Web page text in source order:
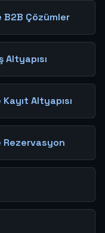
B2B Çözümler
Altyapısı
Altyapısı
Rezervasyon